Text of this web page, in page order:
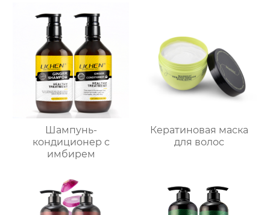
Шампунь-
кондиционер с
имбирем
Кератиновая маска
для волос